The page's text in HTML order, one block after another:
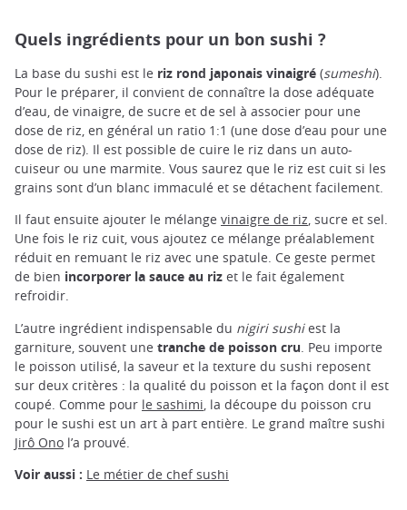
Quels ingrédients pour un bon sushi ?
La base du sushi est le riz rond japonais vinaigré (sumeshi).
Pour le préparer, il convient de connaître la dose adéquate
d’eau, de vinaigre, de sucre et de sel à associer pour une
dose de riz, en général un ratio 1:1 (une dose d’eau pour une
dose de riz). Il est possible de cuire le riz dans un auto-
cuiseur ou une marmite. Vous saurez que le riz est cuit si les
grains sont d’un blanc immaculé et se détachent facilement.
Il faut ensuite ajouter le mélange vinaigre de riz, sucre et sel.
Une fois le riz cuit, vous ajoutez ce mélange préalablement
réduit en remuant le riz avec une spatule. Ce geste permet
de bien incorporer la sauce au riz et le fait également
refroidir.
L’autre ingrédient indispensable du nigiri sushiest la
garniture, souvent une tranche de poisson cru . Peu importe
le poisson utilisé, la saveur et la texture du sushi reposent
sur deux critères : la qualité du poisson et la façon dont il est
coupé. Comme pour le sashimi , la découpe du poisson cru
pour le sushi est un art à part entière. Le grand maître sushi
Jirô Ono l’a prouvé.
Voir aussi : Le métier de chef sushi